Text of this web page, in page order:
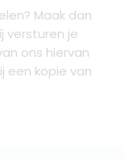
Maak dan
versturen je
ons hiervan
een kopie van